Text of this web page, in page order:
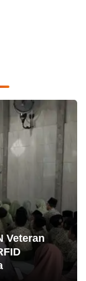
Veteran